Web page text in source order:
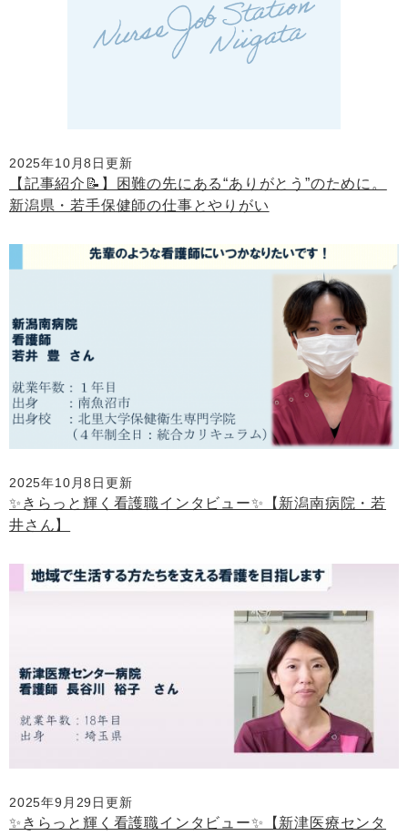
2025年10月8日更新
【記事紹介📝】困難の先にある“ありがとう”のために。
新潟県・若手保健師の仕事とやりがい
2025年10月8日更新
✨きらっと輝く看護職インタビュー✨【新潟南病院・若
井さん】
2025年9月29日更新
✨きらっと輝く看護職インタビュー✨【新津医療センタ